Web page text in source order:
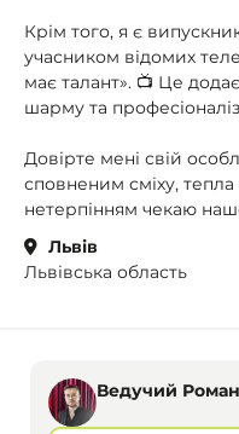
Крім того, я є
учасником відомих
має талант». 📺 Це
шарму та
Довірте мені свій
сповненим сміху, тепла
нетерпінням чекаю
Львів
Львівська область
Ведучий Роман